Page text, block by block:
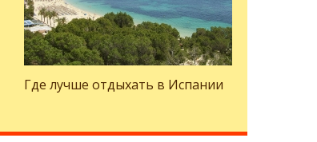
Где лучше отдыхать в Испании